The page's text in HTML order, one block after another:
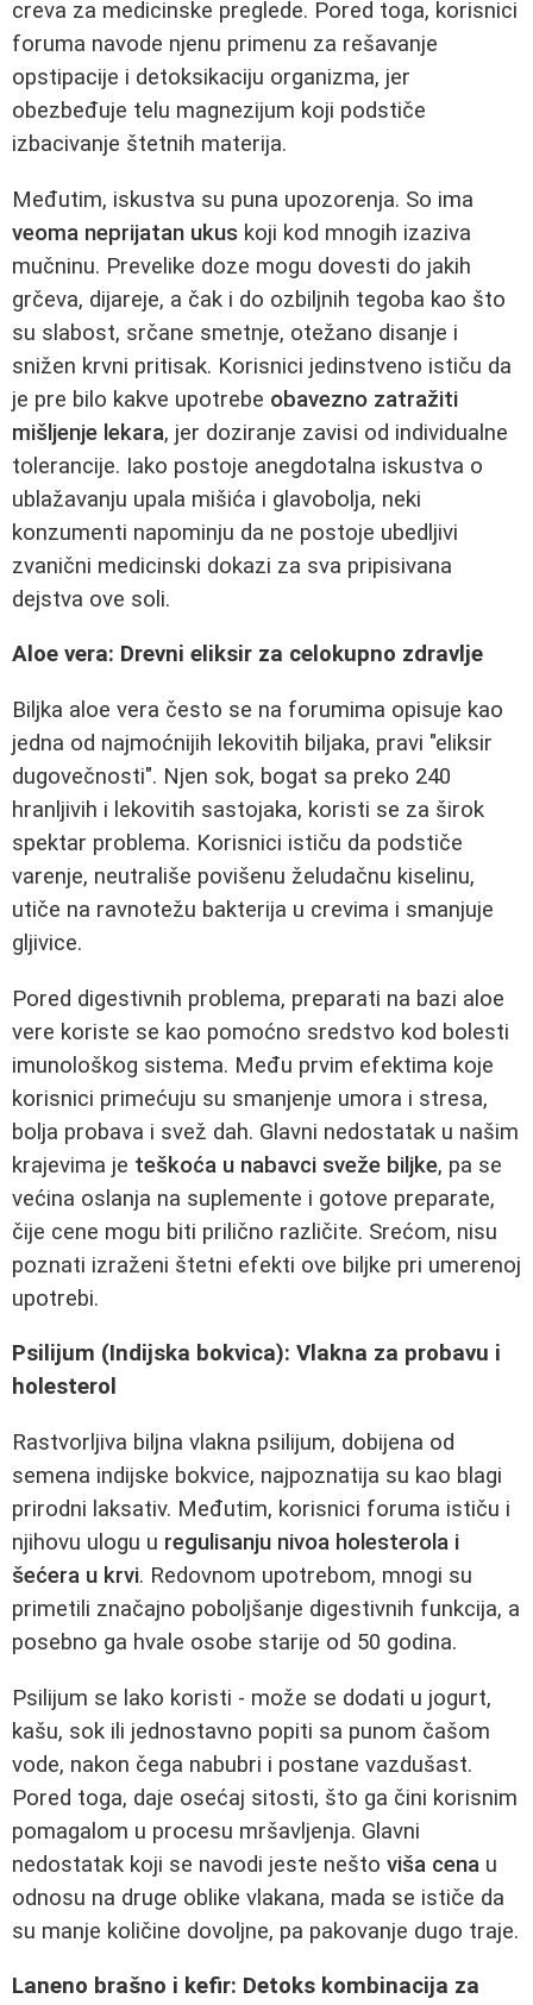
creva za medicinske preglede. Pored toga, korisnici
foruma navode njenu primenu za rešavanje
opstipacije i detoksikaciju organizma, jer
obezbeđuje telu magnezijum koji podstiče
izbacivanje štetnih materija.
Međutim, iskustva su puna upozorenja. So ima
veoma neprijatan ukus koji kod mnogih izaziva
mučninu. Prevelike doze mogu dovesti do jakih
grčeva, dijareje, a čak i do ozbiljnih tegoba kao što
su slabost, srčane smetnje, otežano disanje i
snižen krvni pritisak. Korisnici jedinstveno ističu da
je pre bilo kakve upotrebe obavezno zatražiti
mišljenje lekara, jer doziranje zavisi od individualne
tolerancije. Iako postoje anegdotalna iskustva o
ublažavanju upala mišića i glavobolja, neki
konzumenti napominju da ne postoje ubedljivi
zvanični medicinski dokazi za sva pripisivana
dejstva ove soli.
Aloe vera: Drevni eliksir za celokupno zdravlje
Biljka aloe vera često se na forumima opisuje kao
jedna od najmoćnijih lekovitih biljaka, pravi "eliksir
dugovečnosti". Njen sok, bogat sa preko 240
hranljivih i lekovitih sastojaka, koristi se za širok
spektar problema. Korisnici ističu da podstiče
varenje, neutrališe povišenu želudačnu kiselinu,
utiče na ravnotežu bakterija u crevima i smanjuje
gljivice.
Pored digestivnih problema, preparati na bazi aloe
vere koriste se kao pomoćno sredstvo kod bolesti
imunološkog sistema. Među prvim efektima koje
korisnici primećuju su smanjenje umora i stresa,
bolja probava i svež dah. Glavni nedostatak u našim
krajevima je teškoća u nabavci sveže biljke, pa se
većina oslanja na suplemente i gotove preparate,
čije cene mogu biti prilično različite. Srećom, nisu
poznati izraženi štetni efekti ove biljke pri umerenoj
upotrebi.
Psilijum (Indijska bokvica): Vlakna za probavu i
holesterol
Rastvorljiva biljna vlakna psilijum, dobijena od
semena indijske bokvice, najpoznatija su kao blagi
prirodni laksativ. Međutim, korisnici foruma ističu i
njihovu ulogu u regulisanju nivoa holesterola i
šećera u krvi. Redovnom upotrebom, mnogi su
primetili značajno poboljšanje digestivnih funkcija, a
posebno ga hvale osobe starije od 50 godina.
Psilijum se lako koristi - može se dodati u jogurt,
kašu, sok ili jednostavno popiti sa punom čašom
vode, nakon čega nabubri i postane vazdušast.
Pored toga, daje osećaj sitosti, što ga čini korisnim
pomagalom u procesu mršavljenja. Glavni
nedostatak koji se navodi jeste nešto viša cena u
odnosu na druge oblike vlakana, mada se ističe da
su manje količine dovoljne, pa pakovanje dugo traje.
Laneno brašno i kefir: Detoks kombinacija za